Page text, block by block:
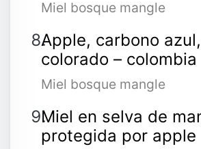
Miel bosque mangle
Apple, carbono
colorado – colombia
Miel bosque mangle
Miel en selva de
protegida por apple